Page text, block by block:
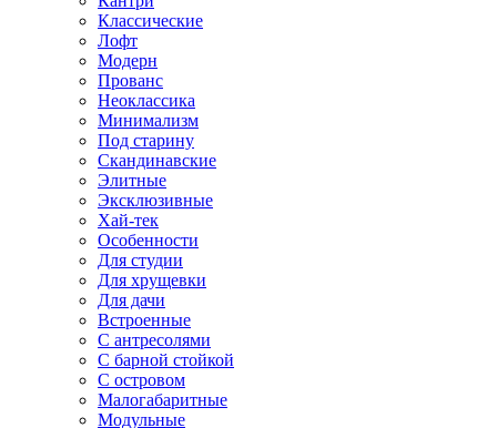
Классические
Лофт
Модерн
Прованс
Неоклассика
Минимализм
Под старину
Скандинавские
Элитные
Эксклюзивные
Хай-тек
Особенности
Для студии
Для хрущевки
Для дачи
Встроенные
С антресолями
С барной стойкой
С островом
Малогабаритные
Модульные